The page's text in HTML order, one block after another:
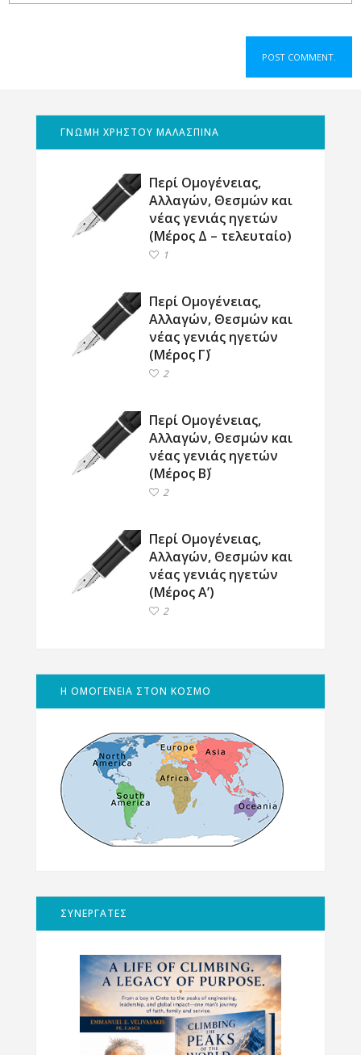
ΓΝΩΜΗ ΧΡΗΣΤΟΥ ΜΑΛΑΣΠΙΝΑ
Περί Ομογένειας,
Αλλαγών, Θεσμών και
νέας γενιάς ηγετών
(Μέρος Δ – τελευταίο)
1
Περί Ομογένειας,
Αλλαγών, Θεσμών και
νέας γενιάς ηγετών
(Μέρος Γ΄)
2
Περί Ομογένειας,
Αλλαγών, Θεσμών και
νέας γενιάς ηγετών
(Μέρος Β΄)
2
Περί Ομογένειας,
Αλλαγών, Θεσμών και
νέας γενιάς ηγετών
(Μέρος Α’)
2
Η ΟΜΟΓΕΝΕΙΑ ΣΤΟΝ ΚΟΣΜΟ
ΣΥΝΕΡΓΑΤΕΣ